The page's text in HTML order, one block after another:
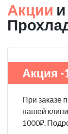
Акции
Акция -
При заказе
нашей
1000₽.